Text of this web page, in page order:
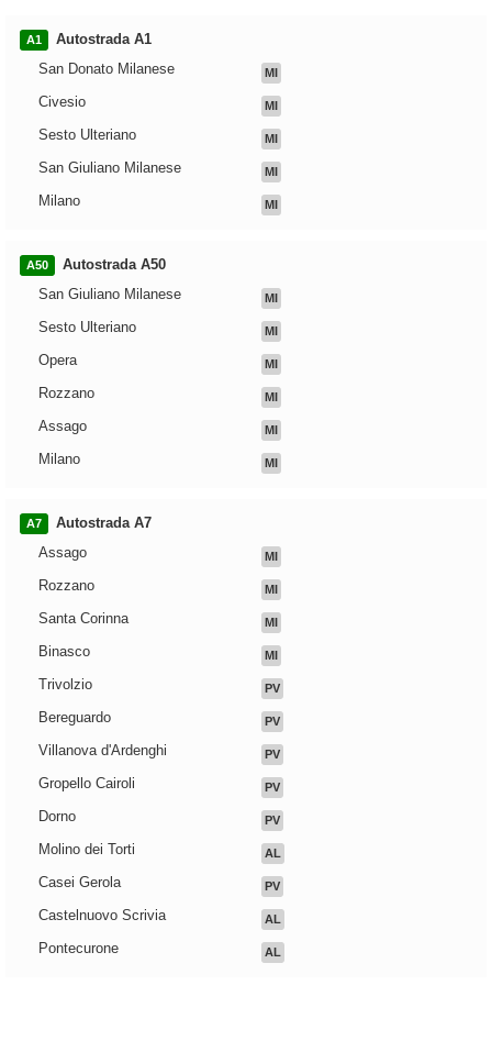
A1
Autostrada A1
San Donato Milanese
MI
Civesio MI
Sesto Ulteriano MI
San Giuliano Milanese MI
Milano MI
A50
Autostrada A50
San Giuliano Milanese
MI
Sesto Ulteriano MI
Opera MI
Rozzano MI
Assago MI
Milano MI
A7
Autostrada A7
Assago
MI
Rozzano MI
Santa Corinna MI
Binasco MI
Trivolzio PV
Bereguardo PV
Villanova d'Ardenghi PV
Gropello Cairoli PV
Dorno PV
Molino dei Torti AL
Casei Gerola PV
Castelnuovo Scrivia AL
Pontecurone AL